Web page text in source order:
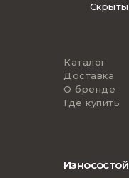
Каталог
Доставка
О бренде
Где купить